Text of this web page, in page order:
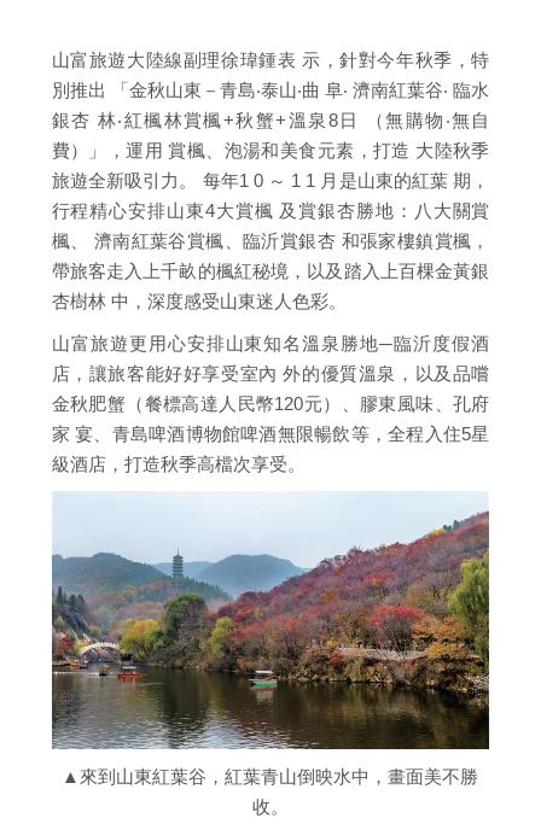
山富旅遊大陸線副理徐瑋鍾表 示，針對今年秋季，特
別推出 「金秋山東－青島‧泰山‧曲 阜‧ 濟南紅葉谷‧ 臨水
銀杏 林‧紅楓林賞楓+秋蟹+溫泉8日 （無購物‧無自
費）」，運用 賞楓、泡湯和美食元素，打造 大陸秋季
旅遊全新吸引力。 每年1 0 ～ 1 1 月是山東的紅葉 期，
行程精心安排山東4大賞楓 及賞銀杏勝地：八大關賞
楓、 濟南紅葉谷賞楓、臨沂賞銀杏 和張家樓鎮賞楓，
帶旅客走入上千畝的楓紅秘境，以及踏入上百棵金黃銀
杏樹林 中，深度感受山東迷人色彩。
山富旅遊更用心安排山東知名溫泉勝地─臨沂度假酒
店，讓旅客能好好享受室內 外的優質溫泉，以及品嚐
金秋肥蟹（餐標高達人民幣120元）、膠東風味、孔府
家 宴、青島啤酒博物館啤酒無限暢飲等，全程入住5星
級酒店，打造秋季高檔次享受。
▲來到山東紅葉谷，紅葉青山倒映水中，畫面美不勝
收。